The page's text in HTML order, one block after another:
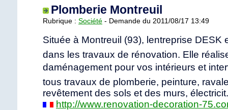
Plomberie Montreuil
Rubrique : Société - Demande du 2011/08/17 13:49
Située à Montreuil (93), lentreprise DESK
dans les travaux de rénovation. Elle
daménagement pour vos intérieurs et
tous travaux de plomberie, peinture,
revêtement des sols et des murs, électricit.
http://www.renovation-decoration-